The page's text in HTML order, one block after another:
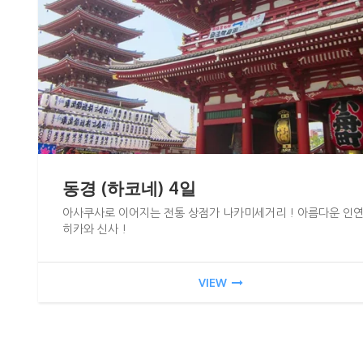
동경 (하코네) 4일
아사쿠사로 이어지는 전통 상점가 나카미세거리 ! 아름다운 인
히카와 신사 !
VIEW